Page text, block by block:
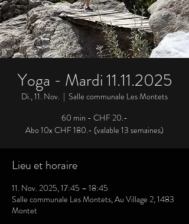
Yoga - Mardi 11.11.2025
Di., 11. Nov.
  |
Salle communale Les Montets
60 min - CHF 20.-
Abo 10x CHF 180.- (valable 13 semaines)
Lieu et horaire
11. Nov. 2025, 17:45 – 18:45
Salle communale Les Montets, Au Village 2, 1483
Montet